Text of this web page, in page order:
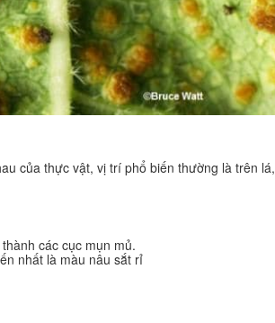
của thực vật, vị trí phổ biến thường là trên lá,
các cục mụn mủ.
nhất là màu nâu sắt rỉ